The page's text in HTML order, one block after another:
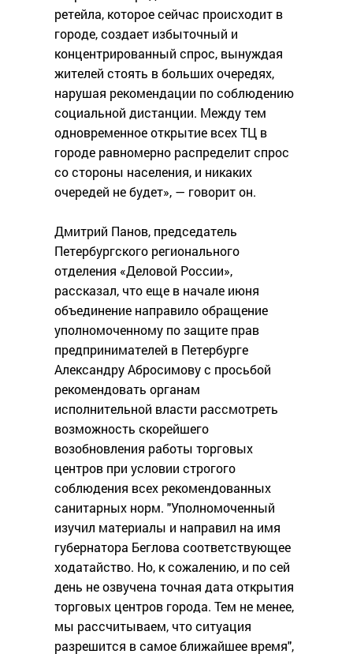
ретейла, которое сейчас происходит в
городе, создает избыточный и
концентрированный спрос, вынуждая
жителей стоять в больших очередях,
нарушая рекомендации по соблюдению
социальной дистанции. Между тем
одновременное открытие всех ТЦ в
городе равномерно распределит спрос
со стороны населения, и никаких
очередей не будет», — говорит он.
Дмитрий Панов, председатель
Петербургского регионального
отделения «Деловой России»,
рассказал, что еще в начале июня
объединение направило обращение
уполномоченному по защите прав
предпринимателей в Петербурге
Александру Абросимову с просьбой
рекомендовать органам
исполнительной власти рассмотреть
возможность скорейшего
возобновления работы торговых
центров при условии строгого
соблюдения всех рекомендованных
санитарных норм. "Уполномоченный
изучил материалы и направил на имя
губернатора Беглова соответствующее
ходатайство. Но, к сожалению, и по сей
день не озвучена точная дата открытия
торговых центров города. Тем не менее,
мы рассчитываем, что ситуация
разрешится в самое ближайшее время",